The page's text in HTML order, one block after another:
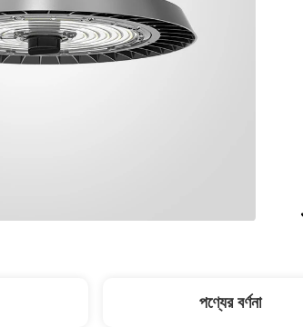
পণ্যের বর্ণনা